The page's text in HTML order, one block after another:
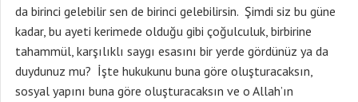
da birinci gelebilir sen de birinci gelebilirsin. Şimdi siz bu güne
kadar, bu ayeti kerimede olduğu gibi çoğulculuk, birbirine
tahammül, karşılıklı saygı esasını bir yerde gördünüz ya da
duydunuz mu? İşte hukukunu buna göre oluşturacaksın,
sosyal yapını buna göre oluşturacaksın ve o Allah’ın